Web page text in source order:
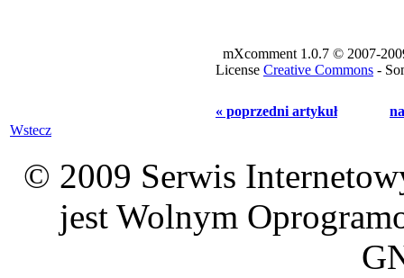
mXcomment 1.0.7 © 2007-
License Creative Commons -
« poprzedni artykuł
Wstecz
© 2009 Serwis
jest Wolnym